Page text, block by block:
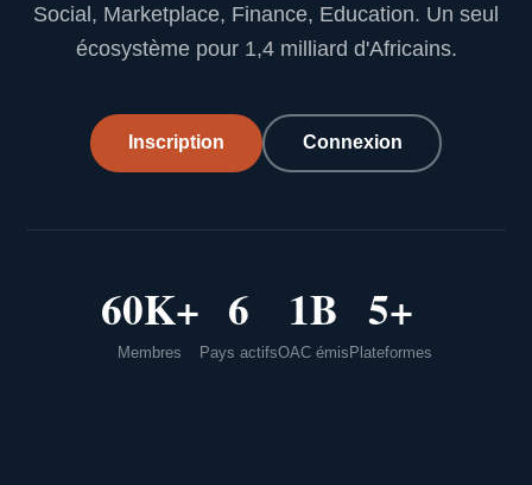
Social, Marketplace, Finance, Education. Un seul
écosystème pour 1,4 milliard d'Africains.
Inscription Connexion
60K+
Membres
6
Pays actifs
1B
OAC émis
5+
Plateformes